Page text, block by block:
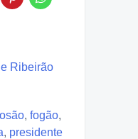
Ribeirão
, fogão,
, presidente